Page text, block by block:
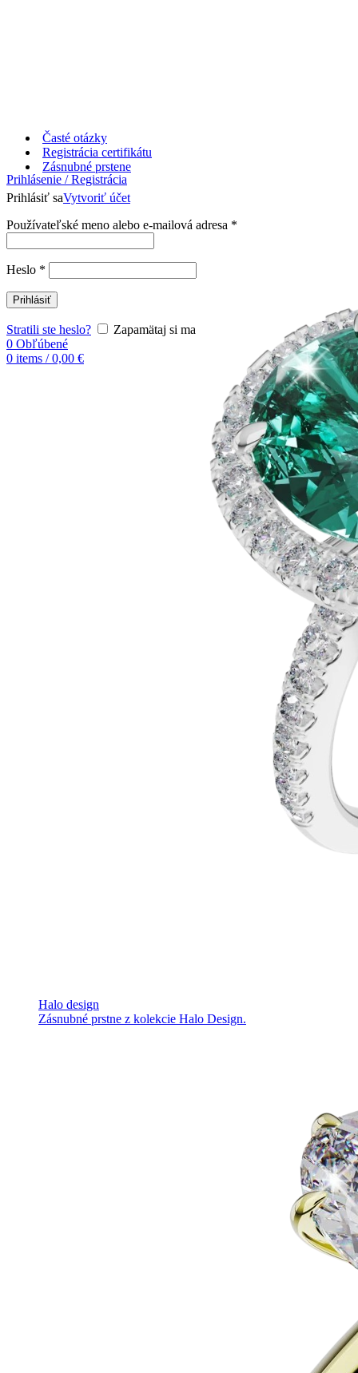
Časté otázky
Registrácia certifikátu
Prihlásenie / Registrácia
Prihlásiť saVytvoriť účet
Používateľské meno alebo e-mailová adresa *
Heslo *
Prihlásiť
Stratili ste heslo?
Zapamätaj si ma
0 Obľúbené
0 items / 0,00 €
Zásnubné prstene
Halo design
Zásnubné prstne z kolekcie Halo Design.